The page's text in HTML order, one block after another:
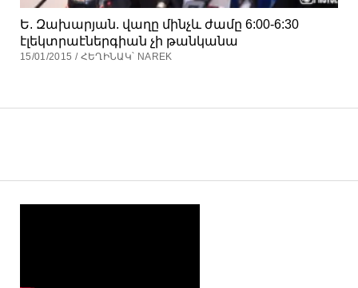
Ե. Զախարյան. վաղը մինչև ժամը 6:00-6:30
էլեկտրաէներգիան չի թանկանա
15/01/2015 / ՀԵՂԻՆԱԿ՝ NAREK